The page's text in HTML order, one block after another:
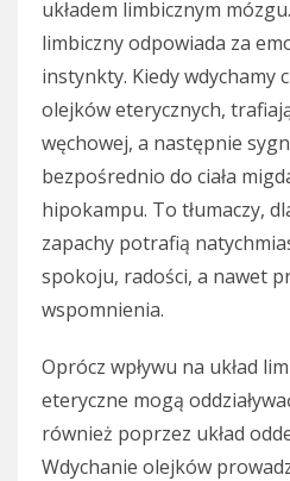
układem limbicznym
limbiczny odpowiada za
instynkty. Kiedy wdychamy
olejków eterycznych,
węchowej, a następnie
bezpośrednio do ciała
hipokampu. To tłumaczy,
zapachy potrafią
spokoju, radości, a nawet
wspomnienia.
Oprócz wpływu na układ
eteryczne mogą
również poprzez układ
Wdychanie olejków